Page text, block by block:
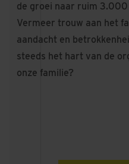
de groei naar ruim
Vermeer trouw aan het
aandacht en
steeds het hart van de
onze familie?